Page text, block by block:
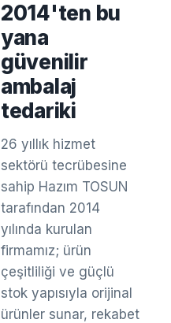
2014'ten bu
yana
güvenilir
ambalaj
tedariki
26 yıllık hizmet
sektörü tecrübesine
sahip Hazım TOSUN
tarafından 2014
yılında kurulan
firmamız; ürün
çeşitliliği ve güçlü
stok yapısıyla orijinal
ürünler sunar, rekabet